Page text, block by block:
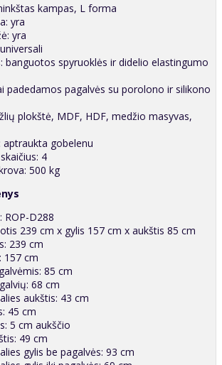
kampas, L forma
yra
yra
banguotos spyruoklės ir didelio elastingumo
padedamos pagalvės su porolono ir silikono
plokštė, MDF, HDF, medžio masyvas,
aptraukta gobelenu
4
500 kg
ROP-D288
239 cm x gylis 157 cm x aukštis 85 cm
239 cm
157 cm
85 cm
68 cm
aukštis: 43 cm
45 cm
5 cm aukščio
49 cm
gylis be pagalvės: 93 cm